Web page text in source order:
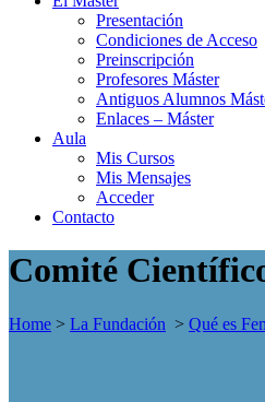
Presentación
Condiciones de Acceso
Preinscripción
Profesores Máster
Antiguos Alumnos
Enlaces – Máster
Aula
Mis Cursos
Mis Mensajes
Acceder
Contacto
Comité
Home > La Fundación > Qué es